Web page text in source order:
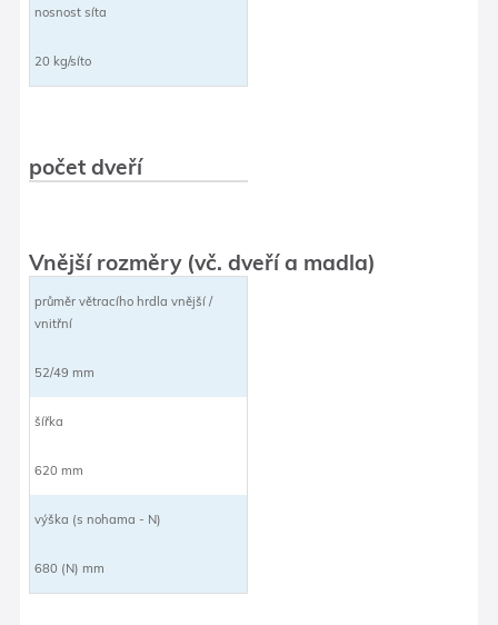
nosnost síta
20 kg/síto
počet dveří
Vnější rozměry (vč. dveří a madla)
průměr větracího hrdla vnější /
vnitřní
52/49 mm
šířka
620 mm
výška (s nohama - N)
680 (N) mm